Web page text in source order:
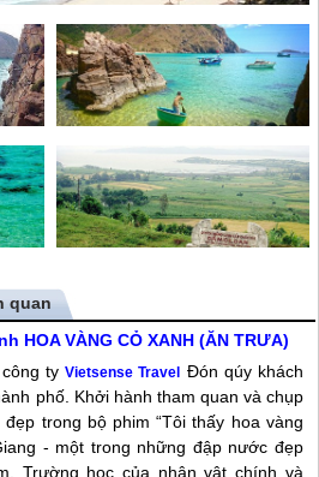
quan
HOA VÀNG CỎ XANH (ĂN TRƯA)
công tyVietsense Travel
Đón qúy khách
phố. Khởi hành tham quan và chụp
trong bộ phim “Tôi thấy hoa vàng
- một trong những đập nước đẹp
Trường học của nhân vật chính và